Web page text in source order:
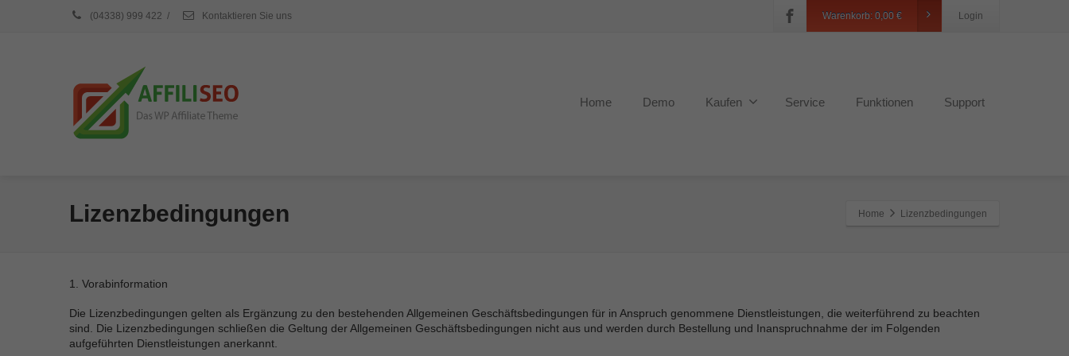
(04338) 999 422 / Kontaktieren Sie uns Warenkorb: 0,00 € Login
Home Demo Kaufen Service Funktionen Support
Lizenzbedingungen Home Lizenzbedingungen
1. Vorabinformation
Die Lizenzbedingungen gelten als Ergänzung zu den bestehenden Allgemeinen Geschäftsbedingungen für in Anspruch genommene Dienstleistungen, die weiterführend zu beachten
sind. Die Lizenzbedingungen schließen die Geltung der Allgemeinen Geschäftsbedingungen nicht aus und werden durch Bestellung und Inanspruchnahme der im Folgenden
aufgeführten Dienstleistungen anerkannt.